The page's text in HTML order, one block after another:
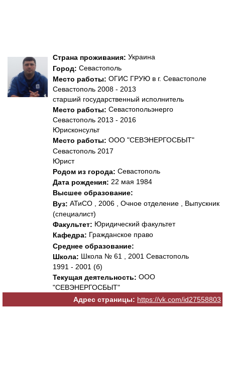
Страна проживания: Украина
Город: Севастополь
Место работы: ОГИС ГРУЮ в г. Севастополе
Севастополь 2008 - 2013
старший государственный исполнитель
Место работы: Севастопольэнерго
Севастополь 2013 - 2016
Юрисконсульт
Место работы: ООО "СЕВЭНЕРГОСБЫТ"
Севастополь 2017
Юрист
Родом из города: Севастополь
Дата рождения: 22 мая 1984
Высшее образование:
Вуз: АТиСО , 2006 , Очное отделение , Выпускник
(специалист)
Факультет: Юридический факультет
Кафедра: Гражданское право
Среднее образование:
Школа: Школа № 61 , 2001 Севастополь
1991 - 2001 (б)
Текущая деятельность: ООО
"СЕВЭНЕРГОСБЫТ"
Адрес страницы: https://vk.com/id27558803